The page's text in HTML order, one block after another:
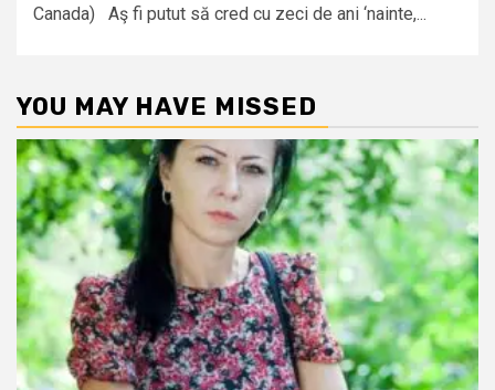
Canada) Aş fi putut să cred cu zeci de ani ‘nainte,...
YOU MAY HAVE MISSED